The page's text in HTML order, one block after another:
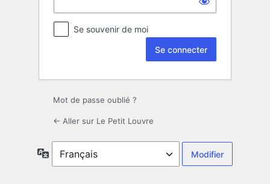
Se souvenir de moi
Mot de passe oublié ?
← Aller sur Le Petit Louvre
Langue